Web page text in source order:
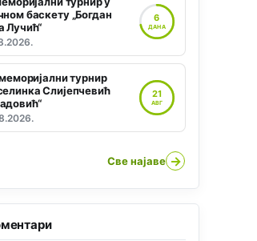
баскету „Богдан
Лучић“
6
ДАНА
турнир
Слијепчевић
21
АВГ
Све најаве →